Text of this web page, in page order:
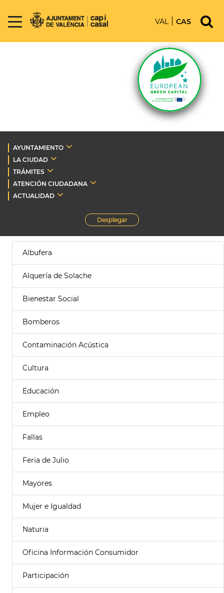
VAL CAS
AYUNTAMIENTO
LA CIUDAD
TRÁMITES
ATENCIÓN CIUDADANA
ACTUALIDAD
Desplegar
Albufera
Alquería de Solache
Bienestar Social
Bomberos
Contaminación Acústica
Cultura
Educación
Empleo
Fallas
Feria de Julio
Mayores
Mujer e Igualdad
Naturia
Oficina Información Consumidor
Participación